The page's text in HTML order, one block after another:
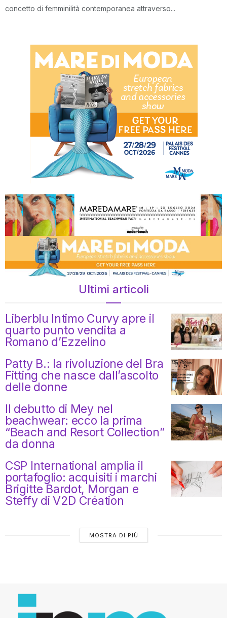
concetto di femminilità contemporanea attraverso...
Ultimi articoli
Liberblu Intimo Curvy apre il
quarto punto vendita a
Romano d’Ezzelino
Patty B.: la rivoluzione del Bra
Fitting che nasce dall’ascolto
delle donne
Il debutto di Mey nel
beachwear: ecco la prima
“Beach and Resort Collection”
da donna
CSP International amplia il
portafoglio: acquisiti i marchi
Brigitte Bardot, Morgan e
Steffy di V2D Création
MOSTRA DI PIÙ